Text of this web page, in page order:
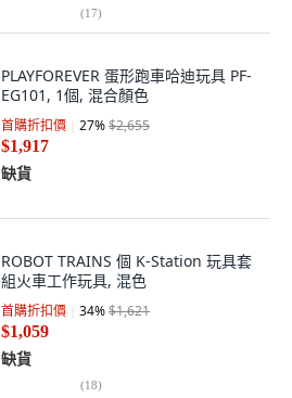
(17)
PLAYFOREVER 蛋形跑車哈迪玩具 PF-
EG101, 1個, 混合顏色
首購折扣價 27%$2,655
$1,917
缺貨
ROBOT TRAINS 個 K-Station 玩具套
組火車工作玩具, 混色
首購折扣價 34%$1,621
$1,059
缺貨
(18)